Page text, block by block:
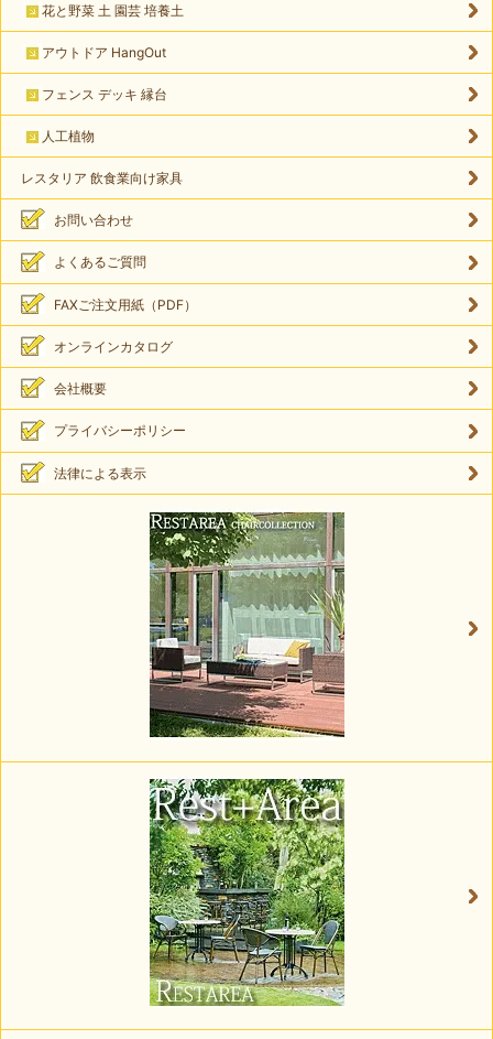
花と野菜 土 園芸 培養土
アウトドア HangOut
フェンス デッキ 縁台
人工植物
レスタリア 飲食業向け家具
お問い合わせ
よくあるご質問
FAXご注文用紙（PDF）
オンラインカタログ
会社概要
プライバシーポリシー
法律による表示